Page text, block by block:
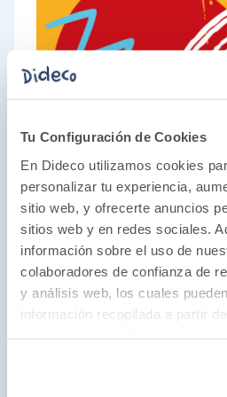
Tu Configuración de Cookies
En Dideco utilizamos cookies
personalizar tu experiencia,
sitio web, y ofrecerte anuncios
sitios web y en redes sociales.
información sobre el uso de
colaboradores de confianza de
y análisis web, los cuales
información recopilada a partir
Una apuesta por lo
En Cayro saben que hay
de moda. Juegos que
creatividad y el ingenio por
los hace perfectos tanto